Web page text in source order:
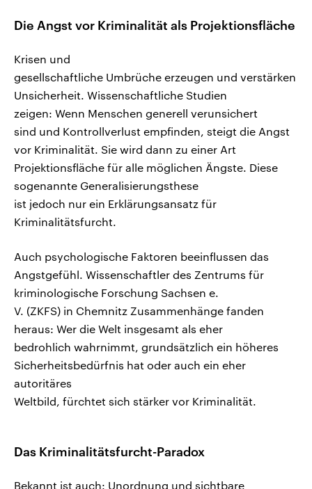
Die Angst vor Kriminalität als Projektionsfläche
Krisen und
gesellschaftliche Umbrüche erzeugen und verstärken
Unsicherheit. Wissenschaftliche Studien
zeigen: Wenn Menschen generell verunsichert
sind und Kontrollverlust empfinden, steigt die Angst
vor Kriminalität. Sie wird dann zu einer Art
Projektionsfläche für alle möglichen Ängste. Diese
sogenannte Generalisierungsthese
ist jedoch nur ein Erklärungsansatz für
Kriminalitätsfurcht.
Auch psychologische Faktoren beeinflussen das
Angstgefühl. Wissenschaftler des Zentrums für
kriminologische Forschung Sachsen e.
V. (ZKFS) in Chemnitz Zusammenhänge fanden
heraus: Wer die Welt insgesamt als eher
bedrohlich wahrnimmt, grundsätzlich ein höheres
Sicherheitsbedürfnis hat oder auch ein eher
autoritäres
Weltbild, fürchtet sich stärker vor Kriminalität.
Das Kriminalitätsfurcht-Paradox
Bekannt ist auch: Unordnung und sichtbare